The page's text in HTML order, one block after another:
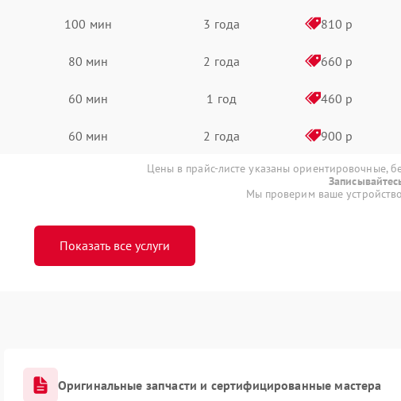
100 мин 3 года 810 р
80 мин 2 года 660 р
60 мин 1 год 460 р
60 мин 2 года 900 р
Цены в прайс-листе указаны ориентировочные,
Мы проверим ваше
Показать все услуги
Оригинальные запчасти и сертифицированные мастера